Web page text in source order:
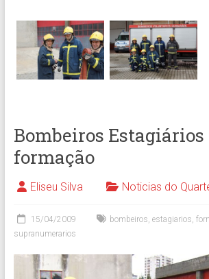
Bombeiros Estagiários
formação
Eliseu Silva Noticias do
15/04/2009 bombeiros estagiarios
supranumerarios